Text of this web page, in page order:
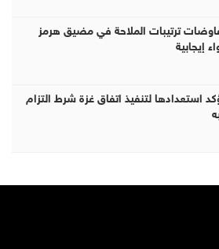
ترتيبات الملاحة في مضيق هرمز
إيجابية
استعدادها لتنفيذ اتفاق غزة شرط التزام